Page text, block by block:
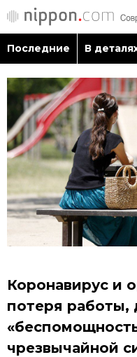
Последние
В деталях
Факты о Японии
Путеводитель по
Фото/Видео
Последние В
Коронавирус и
потеря работы,
чрезвычайной